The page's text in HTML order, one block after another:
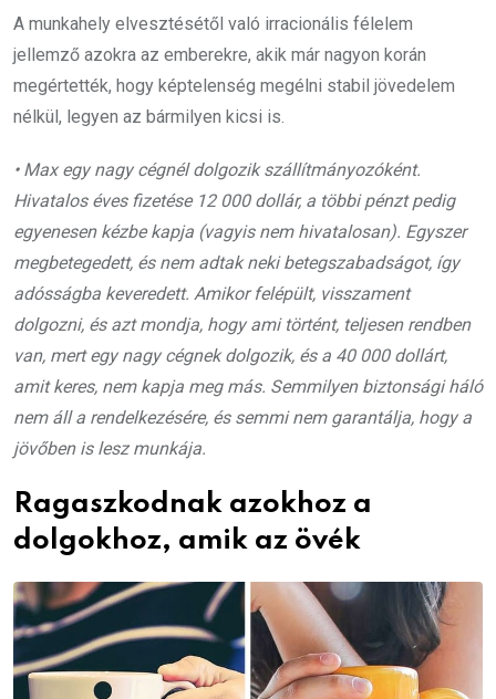
A munkahely elvesztésétől való irracionális félelem
jellemző azokra az emberekre, akik már nagyon korán
megértették, hogy képtelenség megélni stabil jövedelem
nélkül, legyen az bármilyen kicsi is.
• Max egy nagy cégnél dolgozik szállítmányozóként.
Hivatalos éves fizetése 12 000 dollár, a többi pénzt pedig
egyenesen kézbe kapja (vagyis nem hivatalosan). Egyszer
megbetegedett, és nem adtak neki betegszabadságot, így
adósságba keveredett. Amikor felépült, visszament
dolgozni, és azt mondja, hogy ami történt, teljesen rendben
van, mert egy nagy cégnek dolgozik, és a 40 000 dollárt,
amit keres, nem kapja meg más. Semmilyen biztonsági háló
nem áll a rendelkezésére, és semmi nem garantálja, hogy a
jövőben is lesz munkája.
Ragaszkodnak azokhoz a
dolgokhoz, amik az övék